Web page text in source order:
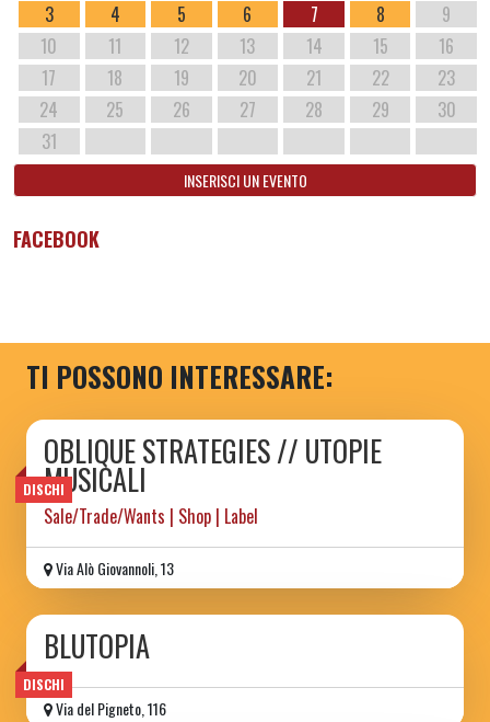
3
4 5 6 7 8
9
10
11 12 13 14 15
16
17
18 19 20 21 22
23
24
25 26 27 28 29
30
31
INSERISCI UN EVENTO
FACEBOOK
TI POSSONO INTERESSARE:
DISCHI
OBLIQUE STRATEGIES // UTOPIE
MUSICALI
Sale/Trade/Wants | Shop | Label
Via Alò Giovannoli, 13
DISCHI
BLUTOPIA
Via del Pigneto, 116